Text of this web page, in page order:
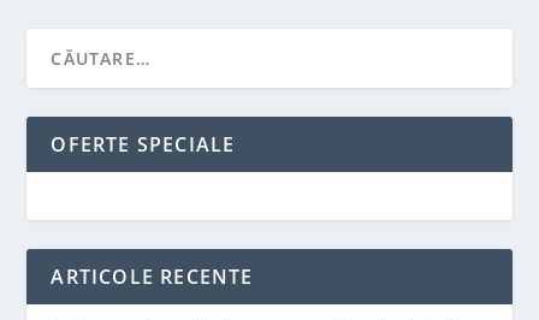
OFERTE SPECIALE
ARTICOLE RECENTE